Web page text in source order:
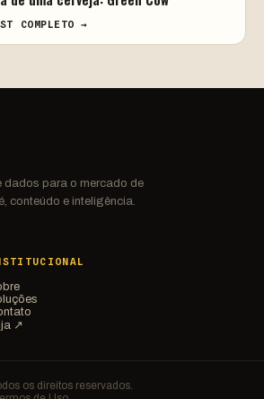
COMPLETO →
dados para o mercado de
conteúdo e inteligência.
↗
os direitos reservados.